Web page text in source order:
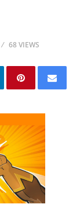
68 VIEWS